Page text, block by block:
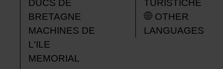
DUCS DE
BRETAGNE
MACHINES DE
L'ILE
MEMORIAL
TURISTICHE
OTHER
LANGUAGES